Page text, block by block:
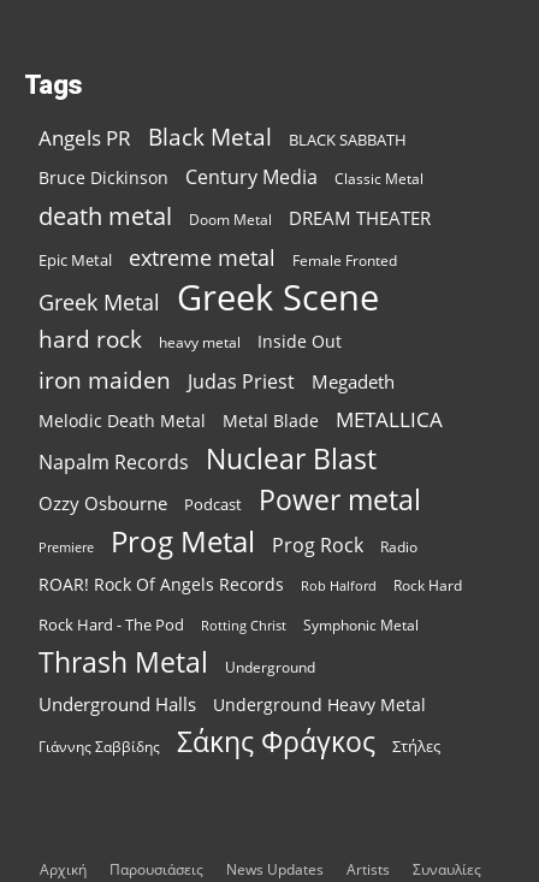
Tags
Angels PR Black Metal BLACK SABBATH
Bruce Dickinson Century Media Classic Metal
death metal Doom Metal DREAM THEATER
Epic Metal extreme metal Female Fronted
Greek Metal Greek Scene
hard rock heavy metal Inside Out
iron maiden Judas Priest Megadeth
Melodic Death Metal Metal Blade METALLICA
Napalm Records Nuclear Blast
Ozzy Osbourne Podcast Power metal
Premiere Prog Metal Prog Rock Radio
ROAR! Rock Of Angels Records Rob Halford Rock Hard
Rock Hard - The Pod Rotting Christ Symphonic Metal
Thrash Metal Underground
Underground Halls Underground Heavy Metal
Γιάννης Σαββίδης Σάκης Φράγκος Στήλες
Αρχική Παρουσιάσεις News Updates Artists Συναυλίες